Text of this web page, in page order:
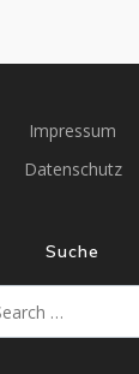
Impressum
Datenschutz
Suche